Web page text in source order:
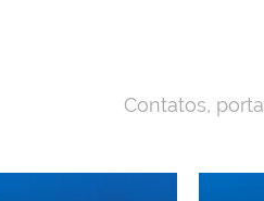
Contatos,